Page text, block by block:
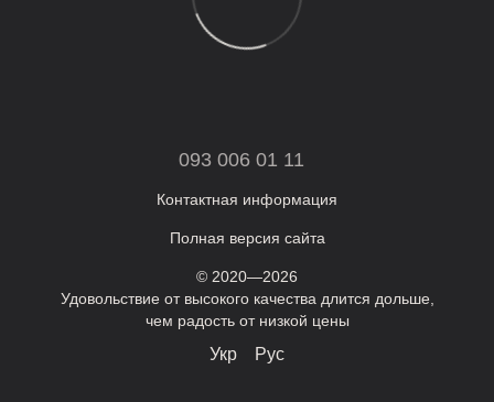
093 006 01 11
Контактная информация
Полная версия сайта
© 2020—2026
Удовольствие от высокого качества длится дольше,
чем радость от низкой цены
Укр Рус